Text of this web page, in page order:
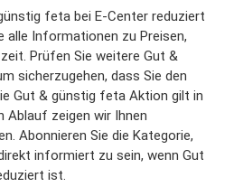
feta bei E-Center reduziert
alle Informationen zu Preisen,
Prüfen Sie weitere Gut &
sicherzugehen, dass Sie den
Gut & günstig feta Aktion gilt in
Ablauf zeigen wir Ihnen
Abonnieren Sie die Kategorie,
informiert zu sein, wenn Gut
ist.